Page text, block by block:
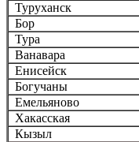
Туруханск
Бор
Тура
Ванавара
Енисейск
Богучаны
Емельяново
Хакасская
Кызыл